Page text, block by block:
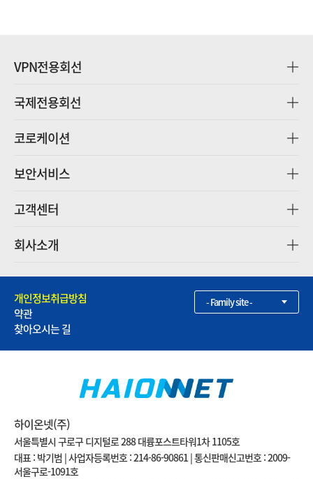
VPN전용회선
국제전용회선
코로케이션
보안서비스
고객센터
회사소개
개인정보취급방침
약관
찾아오시는 길
- Family site -
하이온넷(주)
서울특별시 구로구 디지털로 288 대륭포스트타워1차 1105호
대표 : 박기범 | 사업자등록번호 : 214-86-90861 | 통신판매신고번호 : 2009-
서울구로-1091호